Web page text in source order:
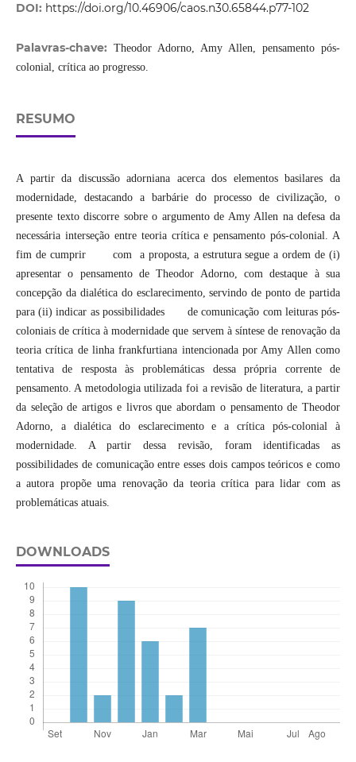
DOI: https://doi.org/10.46906/caos.n30.65844.p77-102
Palavras-chave: Theodor Adorno, Amy Allen, pensamento pós-
colonial, crítica ao progresso.
RESUMO
A partir da discussão adorniana acerca dos elementos basilares da
modernidade, destacando a barbárie do processo de civilização, o
presente texto discorre sobre o argumento de Amy Allen na defesa da
necessária interseção entre teoria crítica e pensamento pós-colonial. A
fim de cumprir com a proposta, a estrutura segue a ordem de (i)
apresentar o pensamento de Theodor Adorno, com destaque à sua
concepção da dialética do esclarecimento, servindo de ponto de partida
para (ii) indicar as possibilidades de comunicação com leituras pós-
coloniais de crítica à modernidade que servem à síntese de renovação da
teoria crítica de linha frankfurtiana intencionada por Amy Allen como
tentativa de resposta às problemáticas dessa própria corrente de
pensamento. A metodologia utilizada foi a revisão de literatura, a partir
da seleção de artigos e livros que abordam o pensamento de Theodor
Adorno, a dialética do esclarecimento e a crítica pós-colonial à
modernidade. A partir dessa revisão, foram identificadas as
possibilidades de comunicação entre esses dois campos teóricos e como
a autora propõe uma renovação da teoria crítica para lidar com as
problemáticas atuais.
DOWNLOADS